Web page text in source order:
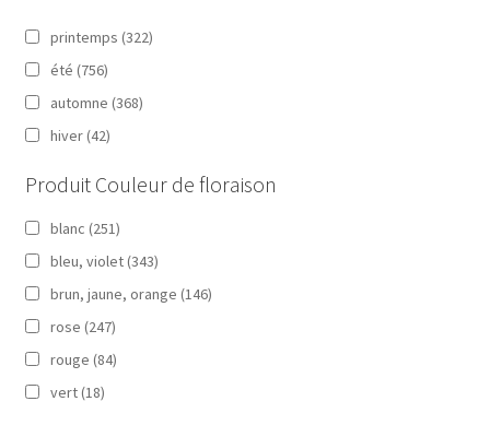
printemps (322)
été (756)
automne (368)
hiver (42)
Produit Couleur de floraison
blanc (251)
bleu, violet (343)
brun, jaune, orange (146)
rose (247)
rouge (84)
vert (18)